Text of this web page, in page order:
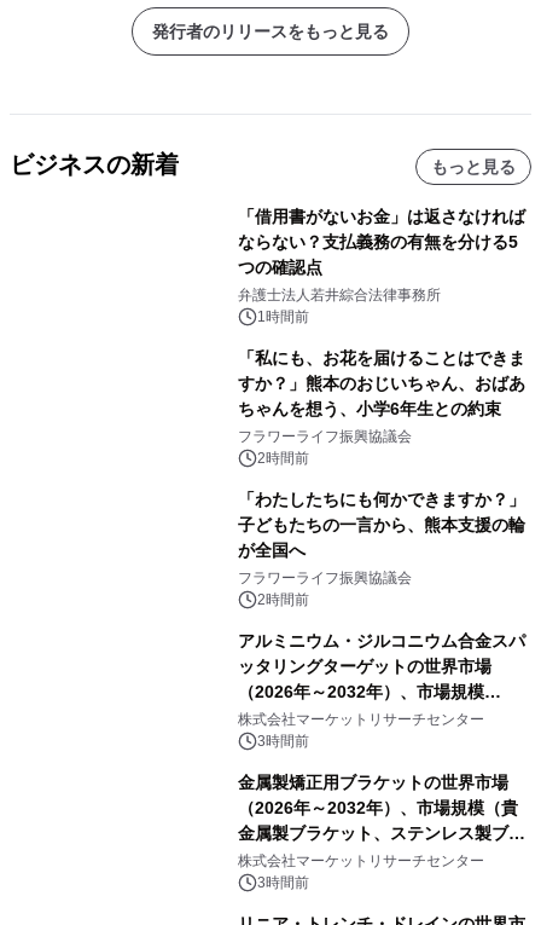
発行者のリリースをもっと見る
ビジネスの新着 もっと見る
「借用書がないお金」は返さなければ
ならない？支払義務の有無を分ける5
つの確認点
弁護士法人若井綜合法律事務所
1時間前
「私にも、お花を届けることはできま
すか？」熊本のおじいちゃん、おばあ
ちゃんを想う、小学6年生との約束
フラワーライフ振興協議会
2時間前
「わたしたちにも何かできますか？」
子どもたちの一言から、熊本支援の輪
が全国へ
フラワーライフ振興協議会
2時間前
アルミニウム・ジルコニウム合金スパ
ッタリングターゲットの世界市場
（2026年～2032年）、市場規模
（0.995、0.999、その他）・分析レポ
ートを発表
株式会社マーケットリサーチセンター
3時間前
金属製矯正用ブラケットの世界市場
（2026年～2032年）、市場規模（貴
金属製ブラケット、ステンレス製ブラ
ケット、純チタン製ブラケット）・分
析レポートを発表
株式会社マーケットリサーチセンター
3時間前